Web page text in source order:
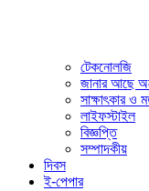
টেকনোলজি
জানার আছে
সাক্ষাৎকার ও
লাইফস্টাইল
বিজ্ঞপ্তি
সম্পাদকীয়
দিবস
ই-পেপার